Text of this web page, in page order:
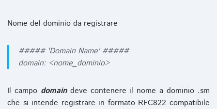
Nome del dominio da registrare
##### 'Domain Name' #####
domain: <nome_dominio>
Il campo domaindeve contenere il nome a dominio .sm
che si intende registrare in formato RFC822 compatibile